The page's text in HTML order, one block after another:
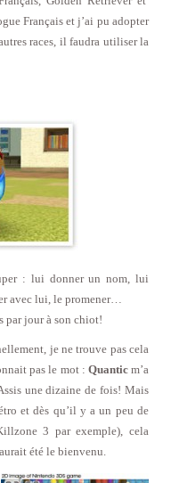
Français et j’ai pu adopter
races, il faudra utiliser la
: lui donner un nom, lui
avec lui, le promener…
par jour à son chiot!
je ne trouve pas cela
pas le mot : Quanticm’a
une dizaine de fois! Mais
et dès qu’il y a un peu de
3 par exemple), cela
été le bienvenu.